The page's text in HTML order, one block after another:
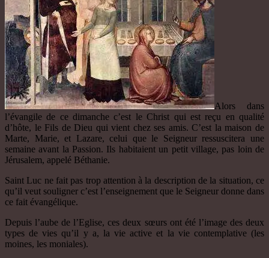
Alors dans
l’évangile de ce dimanche c’est le Christ qui est reçu en qualité
d’hôte, le Fils de Dieu qui vient chez ses amis. C’est la maison de
Marte, Marie, et Lazare, celui que le Seigneur ressuscitera une
semaine avant la Passion. Ils habitaient un petit village, pas loin de
Jérusalem, appelé Béthanie.
Saint Luc ne fait pas trop attention à la description de la situation, ce
qu’il veut souligner c’est l’enseignement que le Seigneur donne dans
ce fait évangélique.
Depuis l’aube de l’Eglise, ces deux sœurs ont été l’image des deux
types de vies qu’il y a, la vie active et la vie contemplative (les
moines, les moniales).